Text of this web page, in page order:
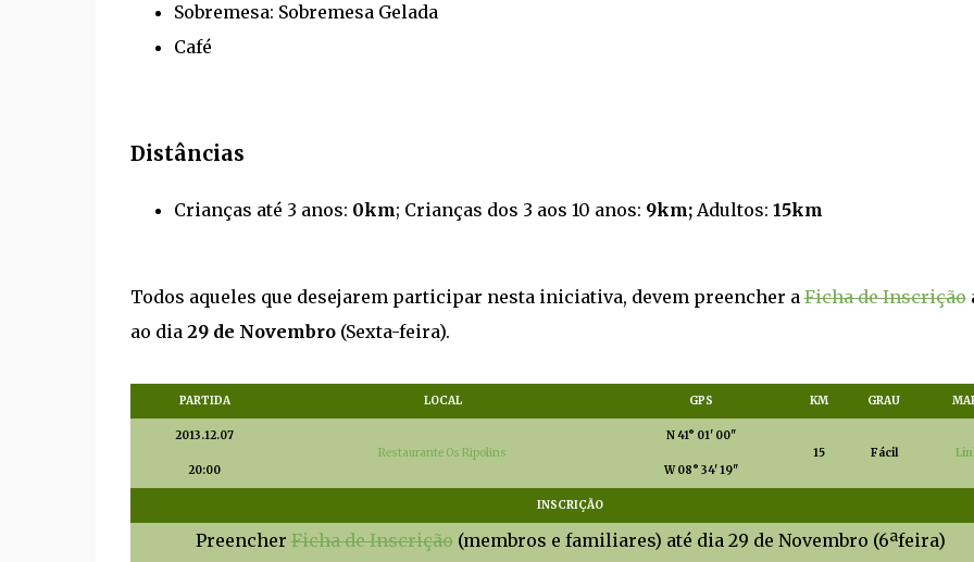
Sobremesa: Sobremesa Gelada
Café
Distâncias
Crianças até 3 anos: 0km; Crianças dos 3 aos 10 anos: 9km; Adultos: 15km
Todos aqueles que desejarem participar nesta iniciativa, devem preencher aFicha de Inscrição
ao dia 29 de Novembro (Sexta-feira).
PARTIDA LOCAL GPS KM GRAU
2013.12.07
20:00
Restaurante Os Ripolins
N 41° 01' 00"
W 08° 34' 19"
15 Fácil
INSCRIÇÃO
PreencherFicha de Inscrição(membros e familiares) até dia 29 de Novembro (6ªfeira)